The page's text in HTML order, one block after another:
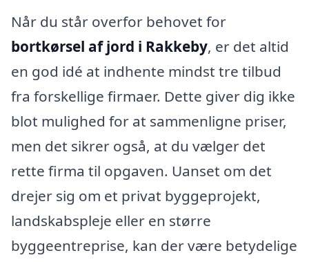
Når du står overfor behovet for
bortkørsel af jord i Rakkeby, er det altid
en god idé at indhente mindst tre tilbud
fra forskellige firmaer. Dette giver dig ikke
blot mulighed for at sammenligne priser,
men det sikrer også, at du vælger det
rette firma til opgaven. Uanset om det
drejer sig om et privat byggeprojekt,
landskabspleje eller en større
byggeentreprise, kan der være betydelige